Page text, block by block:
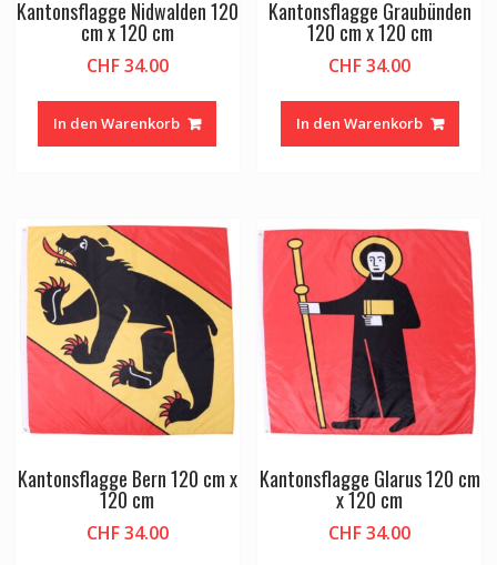
Kantonsflagge Nidwalden 120
cm x 120 cm
CHF34.00
In den Warenkorb
Kantonsflagge Graubünden
120 cm x 120 cm
CHF34.00
In den Warenkorb
Kantonsflagge Bern 120 cm x
120 cm
CHF34.00
Kantonsflagge Glarus 120 cm
x 120 cm
CHF34.00